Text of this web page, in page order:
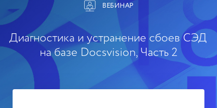
ВЕБИНАР
Диагностика и устранение сбоев СЭД
на базе Docsvision, Часть 2